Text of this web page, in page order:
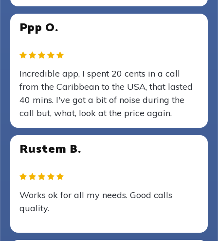
Ppp O.
Incredible app, I spent 20 cents in a call
from the Caribbean to the USA, that lasted
40 mins. I've got a bit of noise during the
call but, what, look at the price again.
Rustem B.
Works ok for all my needs. Good calls
quality.